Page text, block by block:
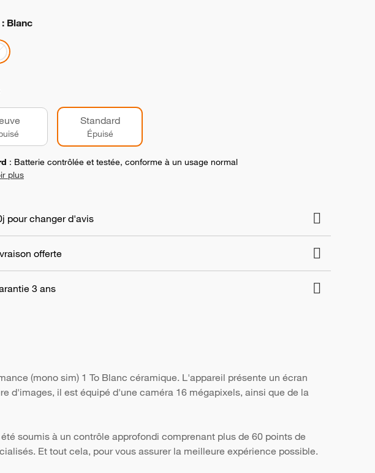
Blanc
Standard
Épuisé
: Batterie contrôlée et testée, conforme à un usage normal
plus
pour changer d'avis
offerte
3 ans
(mono sim) 1 To Blanc céramique. L'appareil présente un écran
d'images, il est équipé d'une caméra 16 mégapixels, ainsi que de la
soumis à un contrôle approfondi comprenant plus de 60 points de
Et tout cela, pour vous assurer la meilleure expérience possible.